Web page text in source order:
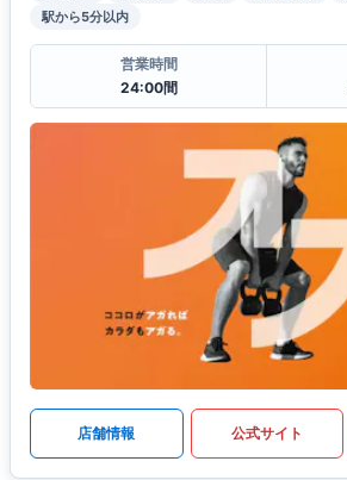
駅から5分以内
営業時間
24:00間
店舗情報 公式サイト